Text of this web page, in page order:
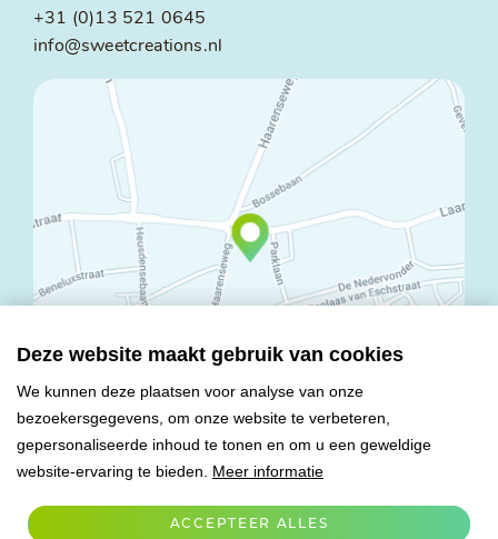
Deze website maakt gebruik van cookies
We kunnen deze plaatsen voor analyse van onze
bezoekersgegevens, om onze website te verbeteren,
gepersonaliseerde inhoud te tonen en om u een geweldige
website-ervaring te bieden. Meer informatie
ACCEPTEER ALLES
+31 (0)13 521 0645
info@sweetcreations.nl
© Copyright 2026 Mareco Sweet Creations BV
Alle rechten voorbehouden